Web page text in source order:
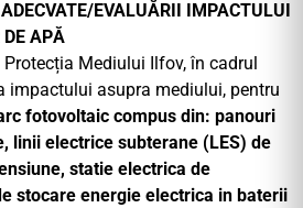
EVALUĂRII IMPACTULUI
DE APĂ
Mediului Ilfov, în cadrul
impactului asupra mediului, pentru
fotovoltaic compus din: panouri
linii electrice subterane (LES) de
statie electrica de
stocare energie electrica in baterii